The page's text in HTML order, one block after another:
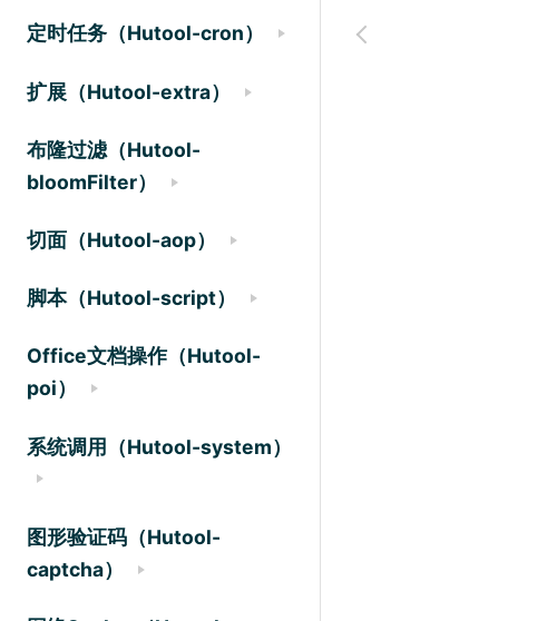
定时任务（Hutool-cron）
扩展（Hutool-extra）
布隆过滤（Hutool-
bloomFilter）
切面（Hutool-aop）
脚本（Hutool-script）
Office文档操作（Hutool-
poi）
系统调用（Hutool-system）
图形验证码（Hutool-
captcha）